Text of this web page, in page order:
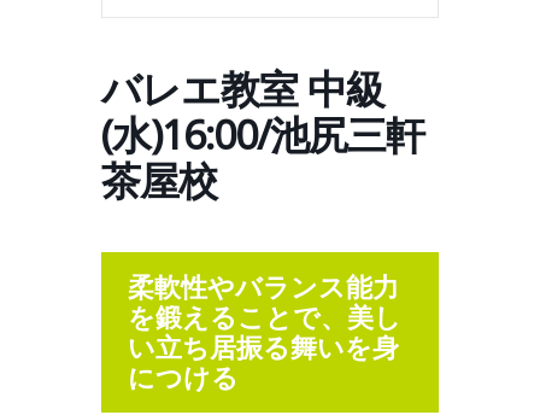
バレエ教室 中級
(水)16:00/池尻三軒
茶屋校
柔軟性やバランス能力
を鍛えることで、美し
い立ち居振る舞いを身
につける